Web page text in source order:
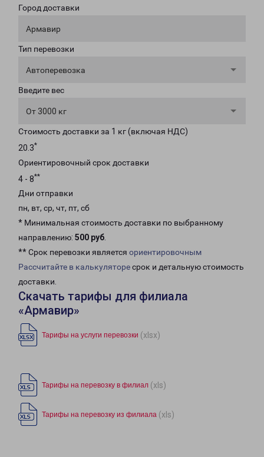
Город доставки
Армавир
Тип перевозки
Автоперевозка
Введите вес
От 3000 кг
Стоимость доставки за 1 кг (включая НДС)
20.3*
Ориентировочный срок доставки
4 - 8**
Дни отправки
пн, вт, ср, чт, пт, сб
* Минимальная стоимость доставки по выбранному
направлению: 500 руб.
** Срок перевозки является ориентировочным
Рассчитайте в калькуляторесрок и детальную стоимость
доставки.
Скачать тарифы для филиала
«Армавир»
Тарифы на услуги перевозки (xlsx)
Тарифы на перевозку в филиал (xls)
Тарифы на перевозку из филиала (xls)